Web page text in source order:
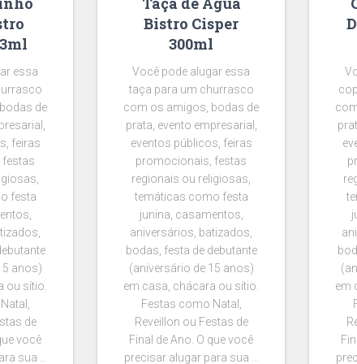
essa
de
feiras
festa
anos)
ou sítio.
de
você
sua …
Bistro Cisper
300ml
Você pode alugar essa
taça para um churrasco
com os amigos, bodas de
prata, evento empresarial,
eventos públicos, feiras
promocionais, festas
regionais ou religiosas,
temáticas como festa
junina, casamentos,
aniversários, batizados,
bodas, festa de debutante
(aniversário de 15 anos)
em casa, chácara ou sítio.
Festas como Natal,
Reveillon ou Festas de
Final de Ano. O que você
precisar alugar para sua …
em